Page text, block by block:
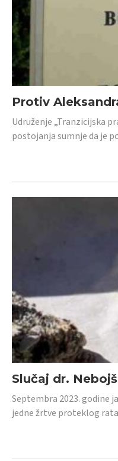
Protiv
Udruženje „Tranzicijska
postojanja sumnje da je
Slučaj dr.
Septembra 2023. godine
jedne žrtve proteklog